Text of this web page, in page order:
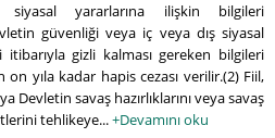
yararlarına ilişkin bilgileri
güvenliği veya iç veya dış siyasal
itibarıyla gizli kalması gereken bilgileri
on yıla kadar hapis cezası verilir.(2) Fiil,
Devletin savaş hazırlıklarını veya savaş
tehlikeye...+Devamını oku